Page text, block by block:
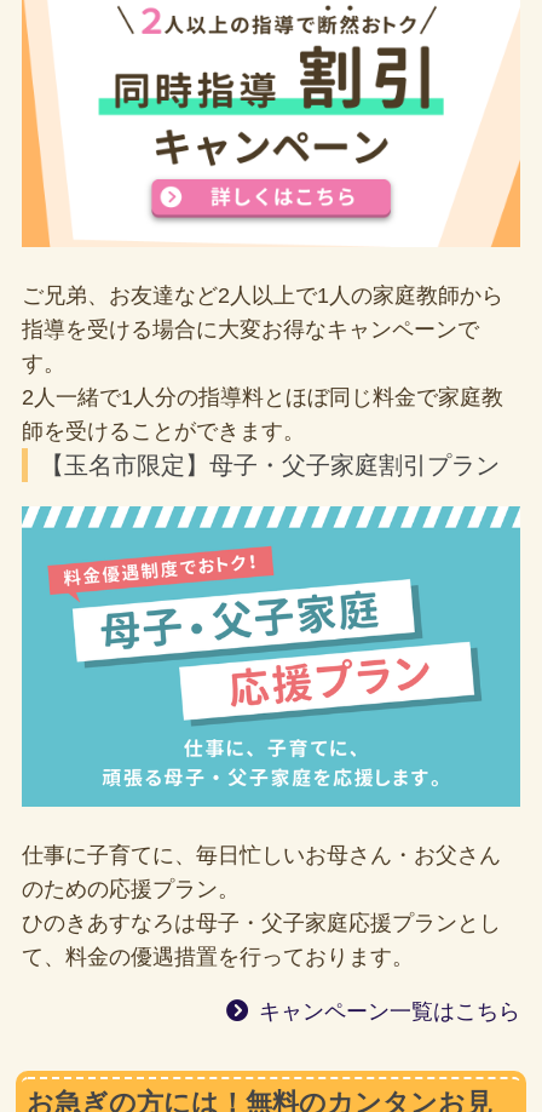
ご兄弟、お友達など2人以上で1人の家庭教師から
指導を受ける場合に大変お得なキャンペーンで
す。
2人一緒で1人分の指導料とほぼ同じ料金で家庭教
師を受けることができます。
【玉名市限定】母子・父子家庭割引プラン
仕事に子育てに、毎日忙しいお母さん・お父さん
のための応援プラン。
ひのきあすなろは母子・父子家庭応援プランとし
て、料金の優遇措置を行っております。
キャンペーン一覧はこちら
お急ぎの方には！無料のカンタンお見